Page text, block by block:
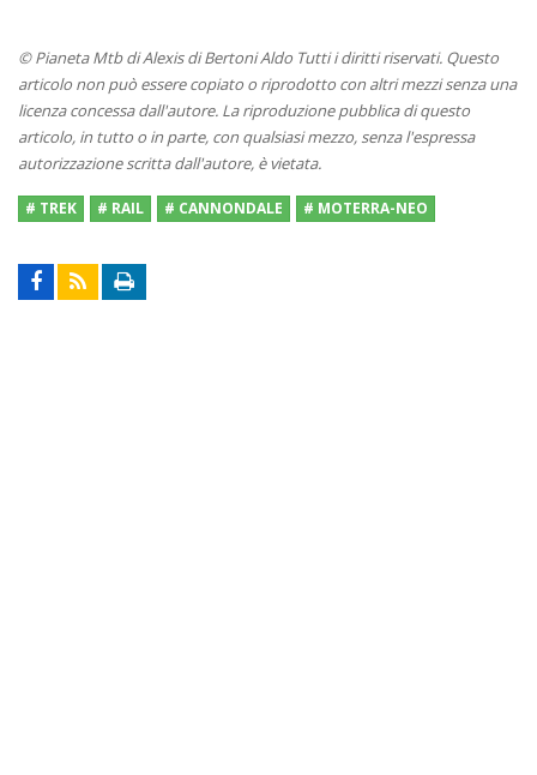
© Pianeta Mtb di Alexis di Bertoni Aldo Tutti i diritti riservati. Questo
articolo non può essere copiato o riprodotto con altri mezzi senza una
licenza concessa dall'autore. La riproduzione pubblica di questo
articolo, in tutto o in parte, con qualsiasi mezzo, senza l'espressa
autorizzazione scritta dall'autore, è vietata.
# TREK # RAIL # CANNONDALE # MOTERRA-NEO